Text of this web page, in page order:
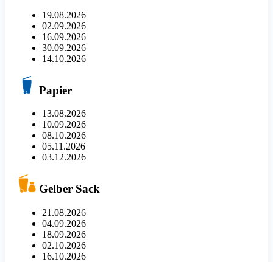
19.08.2026
02.09.2026
16.09.2026
30.09.2026
14.10.2026
Papier
13.08.2026
10.09.2026
08.10.2026
05.11.2026
03.12.2026
Gelber Sack
21.08.2026
04.09.2026
18.09.2026
02.10.2026
16.10.2026